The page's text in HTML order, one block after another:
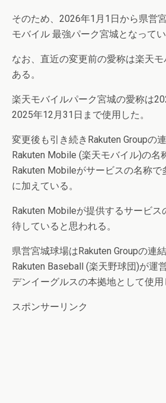
そのため、2026年1月1日から県営
モバイル 最強パーク宮城となってい
なお、直近の変更前の愛称は楽天
ある。
楽天モバイルパーク宮城の愛称は
2025年12月31日まで使用した。
変更後も引き続きRakuten Groupの
Rakuten Mobile (楽天モバイル)の名
Rakuten Mobileがサービスの名称で
に加えている。
Rakuten Mobileが提供するサービス
待していると思われる。
県営宮城球場はRakuten Groupの連
Rakuten Baseball (楽天野球団)が運
デンイーグルスの本拠地として使用
スポンサーリンク